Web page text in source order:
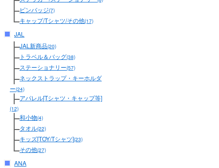
ピンバッジ(7)
キャップ/Tシャツ/その他(17)
JAL
JAL新商品(20)
トラベル＆バッグ(38)
ステーショナリー(57)
ネックストラップ・キーホルダ
ー(24)
アパレル[Tシャツ・キャップ等]
(12)
和小物(4)
タオル(22)
キッズ[TOY/Tシャツ](23)
その他(27)
ANA